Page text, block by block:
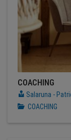
COACHING
Salaruna -
COACHING